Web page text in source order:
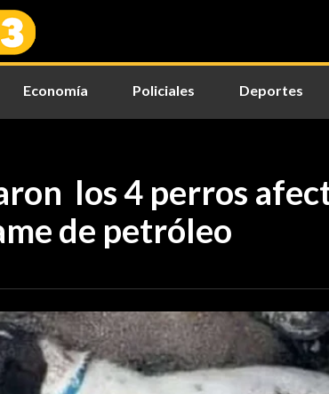
Economía Policiales Deportes
los 4 perros
de petróleo